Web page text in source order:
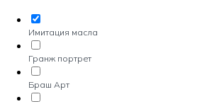
Имитация масла
Гранж портрет
Браш Арт